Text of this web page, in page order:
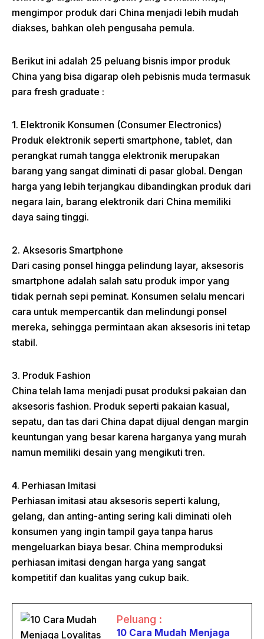
mengimpor produk dari China menjadi lebih mudah
diakses, bahkan oleh pengusaha pemula.
Berikut ini adalah 25 peluang bisnis impor produk
China yang bisa digarap oleh pebisnis muda termasuk
para fresh graduate :
1. Elektronik Konsumen (Consumer Electronics)
Produk elektronik seperti smartphone, tablet, dan
perangkat rumah tangga elektronik merupakan
barang yang sangat diminati di pasar global. Dengan
harga yang lebih terjangkau dibandingkan produk dari
negara lain, barang elektronik dari China memiliki
daya saing tinggi.
2. Aksesoris Smartphone
Dari casing ponsel hingga pelindung layar, aksesoris
smartphone adalah salah satu produk impor yang
tidak pernah sepi peminat. Konsumen selalu mencari
cara untuk mempercantik dan melindungi ponsel
mereka, sehingga permintaan akan aksesoris ini tetap
stabil.
3. Produk Fashion
China telah lama menjadi pusat produksi pakaian dan
aksesoris fashion. Produk seperti pakaian kasual,
sepatu, dan tas dari China dapat dijual dengan margin
keuntungan yang besar karena harganya yang murah
namun memiliki desain yang mengikuti tren.
4. Perhiasan Imitasi
Perhiasan imitasi atau aksesoris seperti kalung,
gelang, dan anting-anting sering kali diminati oleh
konsumen yang ingin tampil gaya tanpa harus
mengeluarkan biaya besar. China memproduksi
perhiasan imitasi dengan harga yang sangat
kompetitif dan kualitas yang cukup baik.
Peluang :
10 Cara Mudah Menjaga